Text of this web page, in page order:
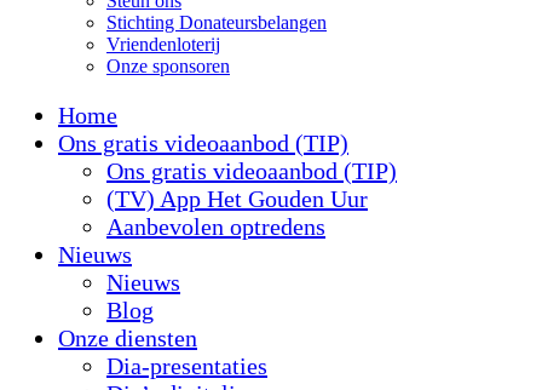
Stichting Donateursbelangen
Vriendenloterij
Onze sponsoren
Home
Ons gratis videoaanbod (TIP)
Ons gratis videoaanbod (TIP)
(TV) App Het Gouden Uur
Aanbevolen optredens
Nieuws
Nieuws
Blog
Onze diensten
Dia-presentaties